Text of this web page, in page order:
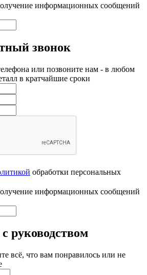
информационных сообщений
звонок
или позвоните нам - в любом
в кратчайшие сроки
обработки персональных
информационных сообщений
руководством
всё, что вам понравилось или не